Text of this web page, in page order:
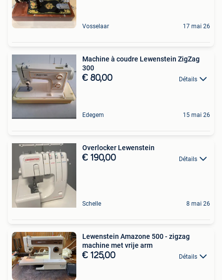
Vosselaar 17 mai 26
Machine à coudre Lewenstein ZigZag
300
€ 80,00 Détails
Edegem 15 mai 26
Overlocker Lewenstein
€ 190,00 Détails
Schelle 8 mai 26
Lewenstein Amazone 500 - zigzag
machine met vrije arm
€ 125,00 Détails